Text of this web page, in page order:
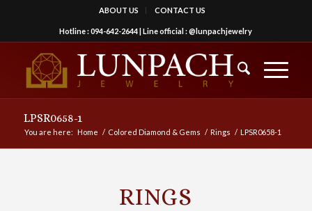
ABOUT US CONTACT US
Hotline :094-642-2644| Line official :@lunpachjewelry
LPSR0658-1
You are here: Home / Colored Diamond & Gems / Rings / LPSR0658-1
RINGS